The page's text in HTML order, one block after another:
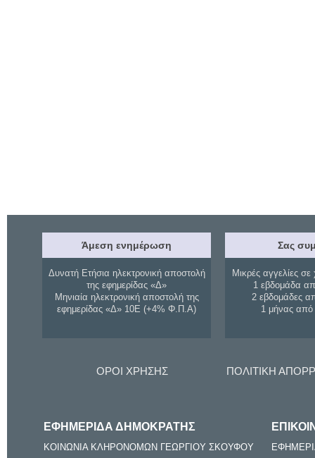
Άμεση ενημέρωση
Δυνατή Ετήσια ηλεκτρονική αποστολή
της εφημερίδας «Δ»
Μηνιαία ηλεκτρονική αποστολή της
εφημερίδας «Δ» 10Ε (+4% Φ.Π.Α)
Σας
Μικρές αγγελίες σε
1 εβδομάδα
2 εβδομάδες
1 μήνας
ΟΡΟΙ ΧΡΗΣΗΣ ΠΟΛΙΤΙΚΗ
ΕΦΗΜΕΡΙΔΑ ΔΗΜΟΚΡΑΤΗΣ
ΚΟΙΝΩΝΙΑ ΚΛΗΡΟΝΟΜΩΝ ΓΕΩΡΓΙΟΥ ΣΚΟΥΦΟΥ